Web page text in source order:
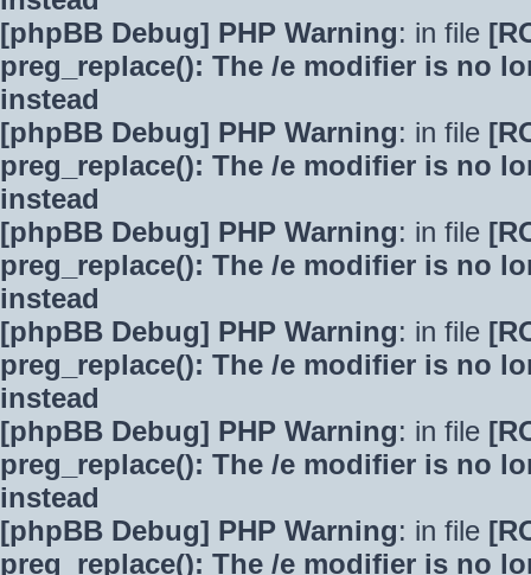
[phpBB Debug] PHP Warning: in file
preg_replace(): The /e modifier is no
instead
[phpBB Debug] PHP Warning: in file
preg_replace(): The /e modifier is no
instead
[phpBB Debug] PHP Warning: in file
preg_replace(): The /e modifier is no
instead
[phpBB Debug] PHP Warning: in file
preg_replace(): The /e modifier is no
instead
[phpBB Debug] PHP Warning: in file
preg_replace(): The /e modifier is no
instead
[phpBB Debug] PHP Warning: in file
preg_replace(): The /e modifier is no